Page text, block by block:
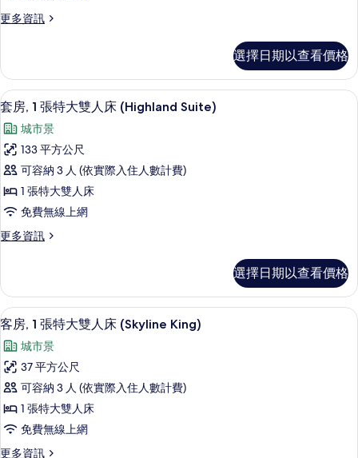
片
情
大
人
床
(Director's
Suite)
的
所
有
相
片
更多資訊
更
1
張
特
雙
人
(Director's
Suite)
的
詳
情
選擇日期以查看價格
顯
示
套
房,
1
張
特
大
人
床
(Highland
Suite)
的
所
有
相
片
套房, 1 張特大雙人床 (Highland Suite)
11
套房, 1 張特大雙人床 (Highland Suite)
城市景
133 平方公尺
可容納 3 人 (依實際入住人數計費)
1 張特大雙人床
免費無線上網
更多資訊
更
1
張
特
雙
人
(Highland
Suite)
的
詳
情
選擇日期以查看價格
顯
示
客
房,
1
張
特
高級寢具、羽絨被、舒適加層、迷你吧
10
客房, 1 張特大雙人床 (Skyline King)
城市景
37 平方公尺
可容納 3 人 (依實際入住人數計費)
1 張特大雙人床
免費無線上網
更多資訊
更